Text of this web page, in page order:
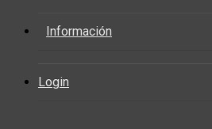
Información
Login